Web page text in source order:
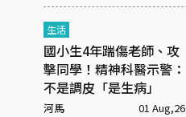
生活
國小生4年踹傷老師、攻
擊同學！精神科醫示警：
不是調皮「是生病」
河馬 01 Aug,26